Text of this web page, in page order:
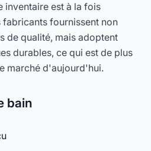
inventaire est à la fois
fabricants fournissent non
de qualité, mais adoptent
durables, ce qui est de plus
marché d'aujourd'hui.
bain